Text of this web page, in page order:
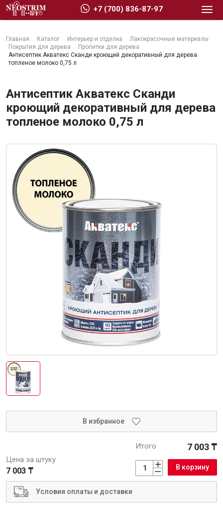
Главная Каталог Интерьер и отделка
Лакокрасочные материалы
Покрытия для дерева
Пропитки для дерева
Антисептик Акватекс Сканди кроющий декоративный для дерева
топленое молоко 0,75 л
Антисептик Акватекс Сканди
кроющий декоративный для дерева
топленое молоко 0,75 л
В избранное
Цена за штуку
7 003 ₸
Итого 7 003 ₸
В корзину
Условия оплаты и доставки
+7 (700) 836-87-97
Стройматериалы
Сухие строительные смеси
Изоляционные материалы
Кровельные материалы
Ещё 2
Интерьер и отделка
Лакокрасочные материалы
Клеи, жидкие гвозди
Инженерные системы
Водоснабжение и водоотведение